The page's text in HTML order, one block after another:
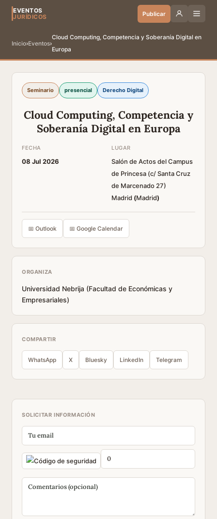
EVENTOS
JURÍDICOS
Publicar
Inicio›Eventos›
Cloud Computing, Competencia y Soberanía Digital en
Europa
Seminario presencial Derecho Digital
Cloud Computing, Competencia y
Soberanía Digital en Europa
FECHA
08 Jul 2026
LUGAR
Salón de Actos del Campus
de Princesa (c/ Santa Cruz
de Marcenado 27)
Madrid (Madrid)
📅 Outlook 📅 Google Calendar
ORGANIZA
Universidad Nebrija (Facultad de Económicas y
Empresariales)
COMPARTIR
WhatsApp X Bluesky LinkedIn Telegram
SOLICITAR INFORMACIÓN